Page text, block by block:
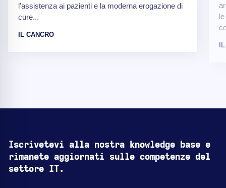
l'assistenza ai pazienti e la moderna erogazione di
cure...
IL CANCRO
Iscrivetevi alla nostra knowledge base e
rimanete aggiornati sulle competenze del
settore IT.